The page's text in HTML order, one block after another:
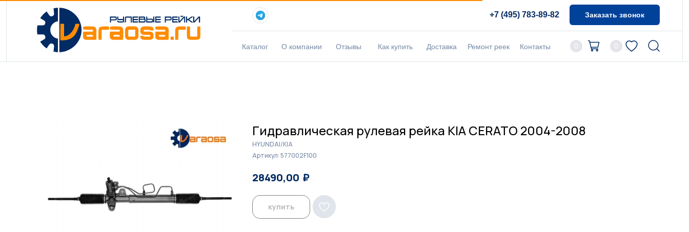
+7 (495) 783-89-82 Заказать звонок
0
Каталог О компании Отзывы Доставка Ремонт реек Контакты
Как купить 0
Гидравлическая рулевая рейка KIA CERATO 2004-2008
HYUNDAI/KIA
Артикул:577002F100
28490,00 ₽
купить